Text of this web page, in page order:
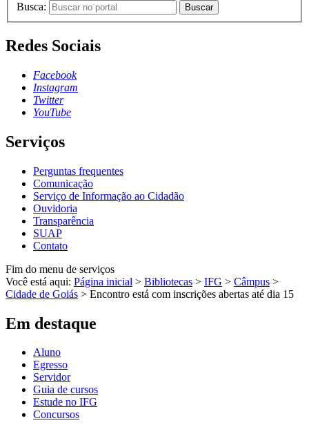
Busca: Buscar
Redes Sociais
Facebook
Instagram
Twitter
YouTube
Serviços
Perguntas frequentes
Comunicação
Serviço de Informação ao Cidadão
Ouvidoria
Transparência
SUAP
Contato
Fim do menu de serviços
Você está aqui: Página inicial > Bibliotecas > IFG > Câmpus >
Cidade de Goiás > Encontro está com inscrições abertas até dia 15
Em destaque
Aluno
Egresso
Servidor
Guia de cursos
Estude no IFG
Concursos